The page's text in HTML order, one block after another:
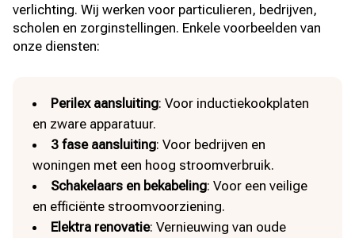
verlichting. Wij werken voor particulieren, bedrijven,
scholen en zorginstellingen. Enkele voorbeelden van
onze diensten:
Perilex aansluiting: Voor inductiekookplaten
en zware apparatuur.
3 fase aansluiting: Voor bedrijven en
woningen met een hoog stroomverbruik.
Schakelaars en bekabeling: Voor een veilige
en efficiënte stroomvoorziening.
Elektra renovatie: Vernieuwing van oude